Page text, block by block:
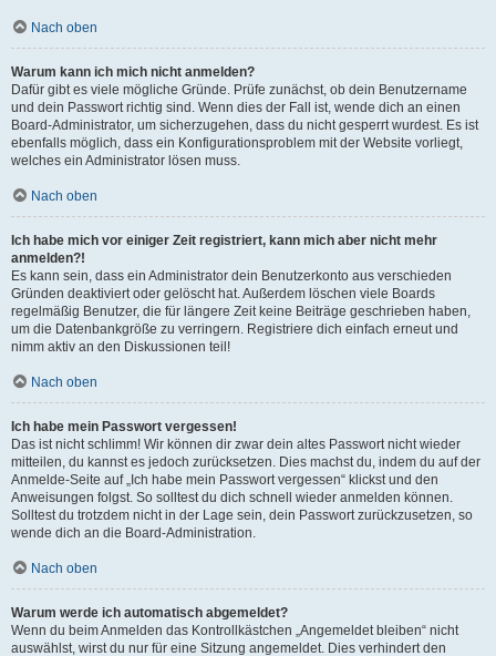
Nach oben
Warum kann ich mich nicht anmelden?
Dafür gibt es viele mögliche Gründe. Prüfe zunächst, ob dein Benutzername
und dein Passwort richtig sind. Wenn dies der Fall ist, wende dich an einen
Board-Administrator, um sicherzugehen, dass du nicht gesperrt wurdest. Es ist
ebenfalls möglich, dass ein Konfigurationsproblem mit der Website vorliegt,
welches ein Administrator lösen muss.
Nach oben
Ich habe mich vor einiger Zeit registriert, kann mich aber nicht mehr
anmelden?!
Es kann sein, dass ein Administrator dein Benutzerkonto aus verschieden
Gründen deaktiviert oder gelöscht hat. Außerdem löschen viele Boards
regelmäßig Benutzer, die für längere Zeit keine Beiträge geschrieben haben,
um die Datenbankgröße zu verringern. Registriere dich einfach erneut und
nimm aktiv an den Diskussionen teil!
Nach oben
Ich habe mein Passwort vergessen!
Das ist nicht schlimm! Wir können dir zwar dein altes Passwort nicht wieder
mitteilen, du kannst es jedoch zurücksetzen. Dies machst du, indem du auf der
Anmelde-Seite auf „Ich habe mein Passwort vergessen“ klickst und den
Anweisungen folgst. So solltest du dich schnell wieder anmelden können.
Solltest du trotzdem nicht in der Lage sein, dein Passwort zurückzusetzen, so
wende dich an die Board-Administration.
Nach oben
Warum werde ich automatisch abgemeldet?
Wenn du beim Anmelden das Kontrollkästchen „Angemeldet bleiben“ nicht
auswählst, wirst du nur für eine Sitzung angemeldet. Dies verhindert den